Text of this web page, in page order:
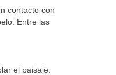
contacto con
Entre las
el paisaje.